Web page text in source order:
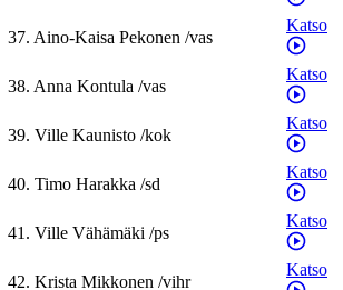
37. Aino-Kaisa Pekonen /vas
Katso
38. Anna Kontula /vas
Katso
39. Ville Kaunisto /kok
Katso
40. Timo Harakka /sd
Katso
41. Ville Vähämäki /ps
Katso
42. Krista Mikkonen /vihr
Katso